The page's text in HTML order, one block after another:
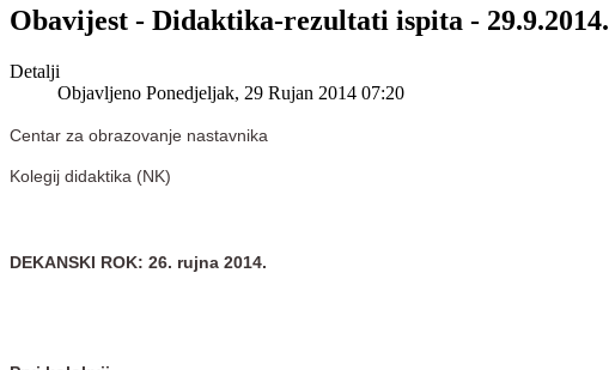
Obavijest - Didaktika-rezultati ispita - 29.9.2014.
Detalji
Objavljeno Ponedjeljak, 29 Rujan 2014 07:20
Centar za obrazovanje nastavnika
Kolegij didaktika (NK)
DEKANSKI ROK: 26. rujna 2014.